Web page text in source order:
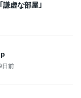
謙虚な部屋｣
日前